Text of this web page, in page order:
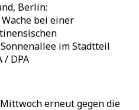
Berlin:
bei einer
im Stadtteil
/ DPA
erneut gegen die